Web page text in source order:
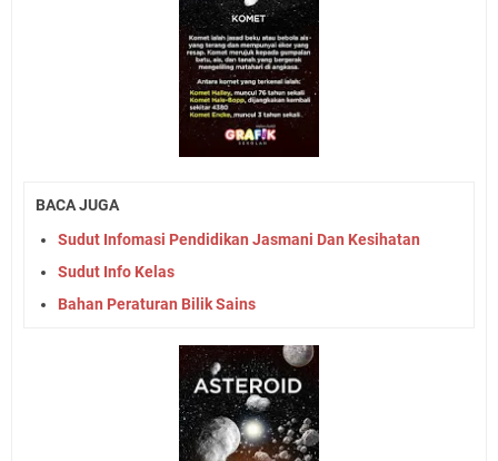
BACA JUGA
Sudut Infomasi Pendidikan Jasmani Dan Kesihatan
Sudut Info Kelas
Bahan Peraturan Bilik Sains